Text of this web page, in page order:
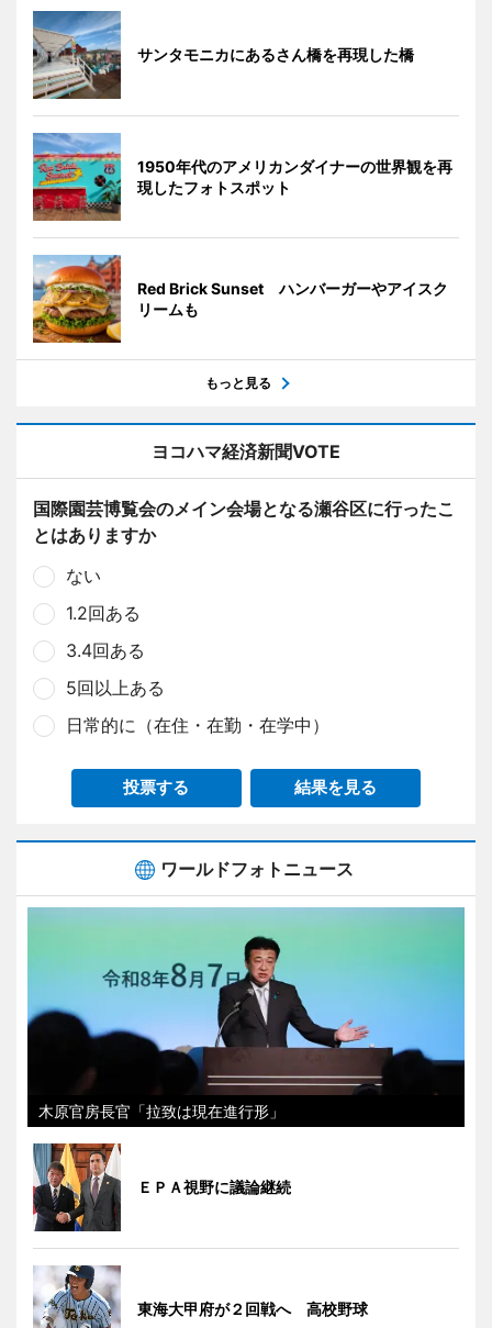
サンタモニカにあるさん橋を再現した橋
1950年代のアメリカンダイナーの世界観を再
現したフォトスポット
Red Brick Sunset ハンバーガーやアイスク
リームも
もっと見る
ヨコハマ経済新聞VOTE
国際園芸博覧会のメイン会場となる瀬谷区に行ったこ
とはありますか
ない
1.2回ある
3.4回ある
5回以上ある
日常的に（在住・在勤・在学中）
投票する 結果を見る
ワールドフォトニュース
木原官房長官「拉致は現在進行形」
ＥＰＡ視野に議論継続
東海大甲府が２回戦へ 高校野球